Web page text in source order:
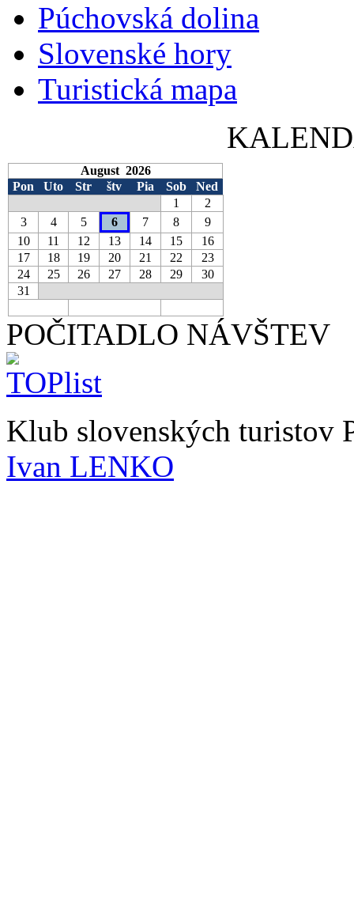
Púchovská dolina
Slovenské hory
Turistická mapa
August 2026
Pon
Uto Str štv Pia Sob
Ned
1
2
3
4 5 6 7 8
9
10
11 12 13 14 15
16
17
18 19 20 21 22
23
24
25 26 27 28 29
30
31
POČITADLO NÁVŠTEV
Klub slovenských turistov
Ivan LENKO